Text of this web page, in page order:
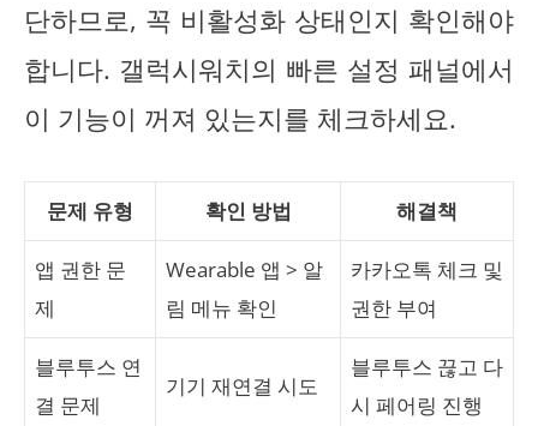
단하므로, 꼭 비활성화 상태인지 확인해야
합니다. 갤럭시워치의 빠른 설정 패널에서
이 기능이 꺼져 있는지를 체크하세요.
문제 유형 확인 방법 해결책
앱 권한 문
제
Wearable 앱 > 알
림 메뉴 확인
카카오톡 체크 및
권한 부여
블루투스 연
결 문제
기기 재연결 시도
블루투스 끊고 다
시 페어링 진행